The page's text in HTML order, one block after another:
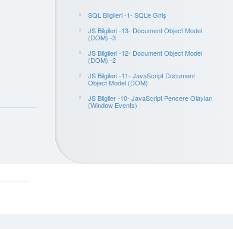
SQL Bilgileri -1- SQL’e Giriş
JS Bilgileri -13- Document Object Model
(DOM) -3
JS Bilgileri -12- Document Object Model
(DOM) -2
JS Bilgileri -11- JavaScript Document
Object Model (DOM)
JS Bilgiler -10- JavaScript Pencere Olayları
(Window Events)